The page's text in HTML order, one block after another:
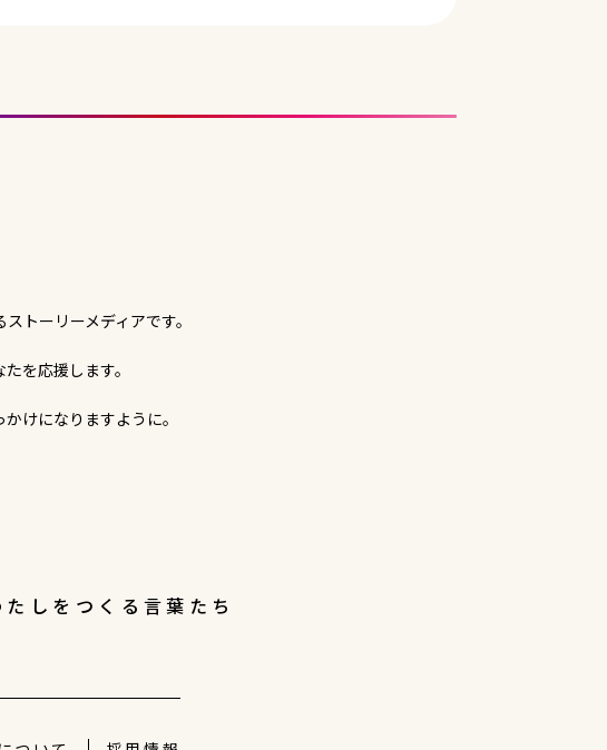
トーリーメディアです。
を応援します。
けになりますように。
たしをつくる言葉たち